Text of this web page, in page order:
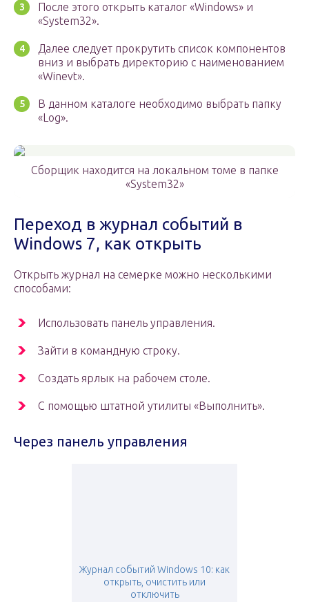
После этого открыть каталог «Windows» и
«System32».
Далее следует прокрутить список компонентов
вниз и выбрать директорию с наименованием
«Winevt».
В данном каталоге необходимо выбрать папку
«Log».
Сборщик находится на локальном томе в папке
«System32»
Переход в журнал событий в
Windows 7, как открыть
Открыть журнал на семерке можно несколькими
способами:
Использовать панель управления.
Зайти в командную строку.
Создать ярлык на рабочем столе.
С помощью штатной утилиты «Выполнить».
Через панель управления
Журнал событий Windows 10: как
открыть, очистить или
отключить